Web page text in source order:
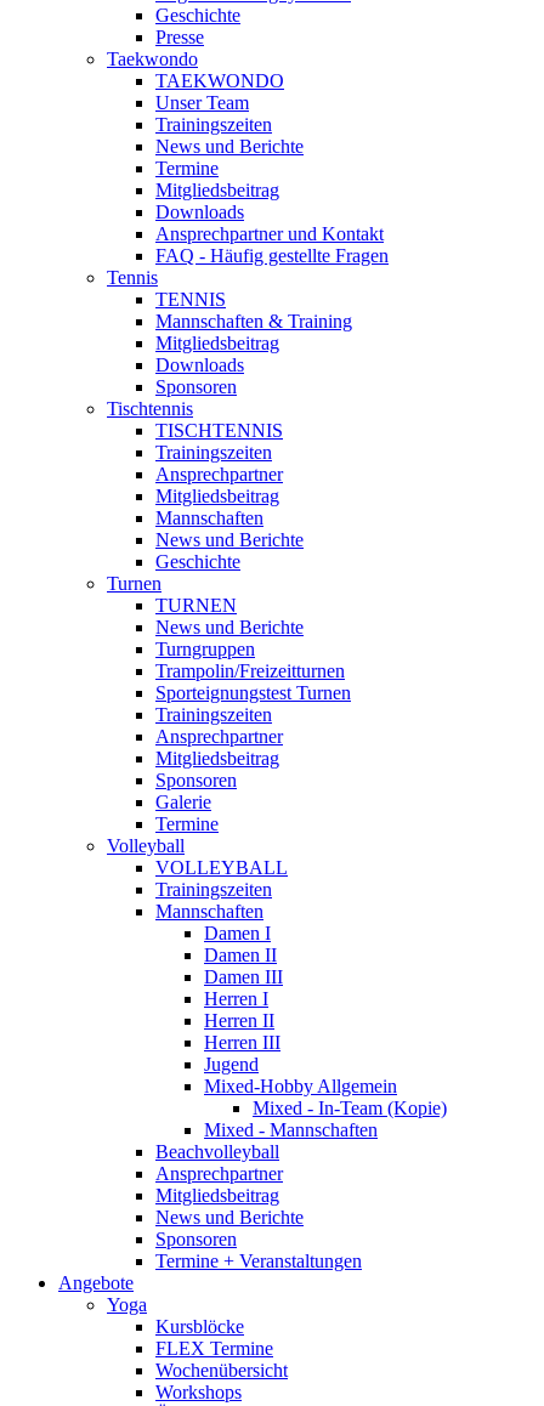
Geschichte
Presse
Taekwondo
TAEKWONDO
Unser Team
Trainingszeiten
News und Berichte
Termine
Mitgliedsbeitrag
Downloads
Ansprechpartner und Kontakt
FAQ - Häufig gestellte Fragen
Tennis
TENNIS
Mannschaften & Training
Mitgliedsbeitrag
Downloads
Sponsoren
Tischtennis
TISCHTENNIS
Trainingszeiten
Ansprechpartner
Mitgliedsbeitrag
Mannschaften
News und Berichte
Geschichte
Turnen
TURNEN
News und Berichte
Turngruppen
Trampolin/Freizeitturnen
Sporteignungstest Turnen
Trainingszeiten
Ansprechpartner
Mitgliedsbeitrag
Sponsoren
Galerie
Termine
Volleyball
VOLLEYBALL
Trainingszeiten
Mannschaften
Damen I
Damen II
Damen III
Herren I
Herren II
Herren III
Jugend
Mixed-Hobby Allgemein
Mixed - In-Team (Kopie)
Mixed - Mannschaften
Beachvolleyball
Ansprechpartner
Mitgliedsbeitrag
News und Berichte
Sponsoren
Termine + Veranstaltungen
Angebote
Yoga
Kursblöcke
FLEX Termine
Wochenübersicht
Workshops